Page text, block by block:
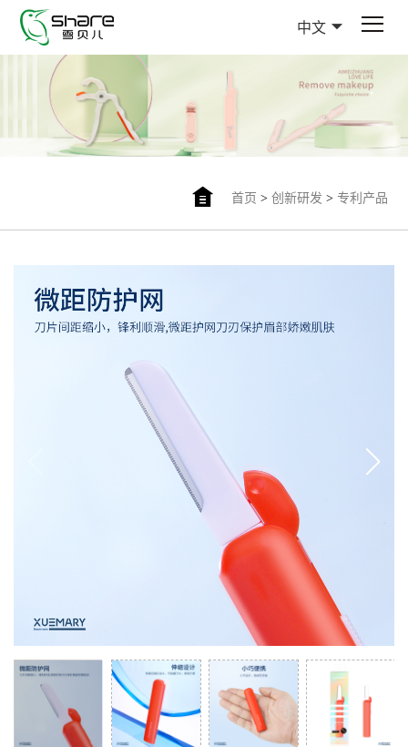
中文
首页 > 创新研发 > 专利产品